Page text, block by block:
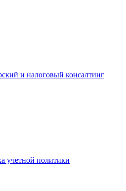
и налоговый консалтинг
учетной политики